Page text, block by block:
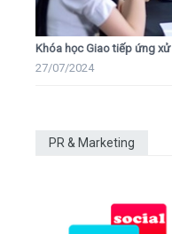
Khóa học Giao tiếp ứng
27/07/2024
PR & Marketing